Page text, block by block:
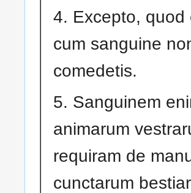
4. Excepto, quod
cum sanguine
comedetis.
5. Sanguinem
animarum
requiram de
cunctarum